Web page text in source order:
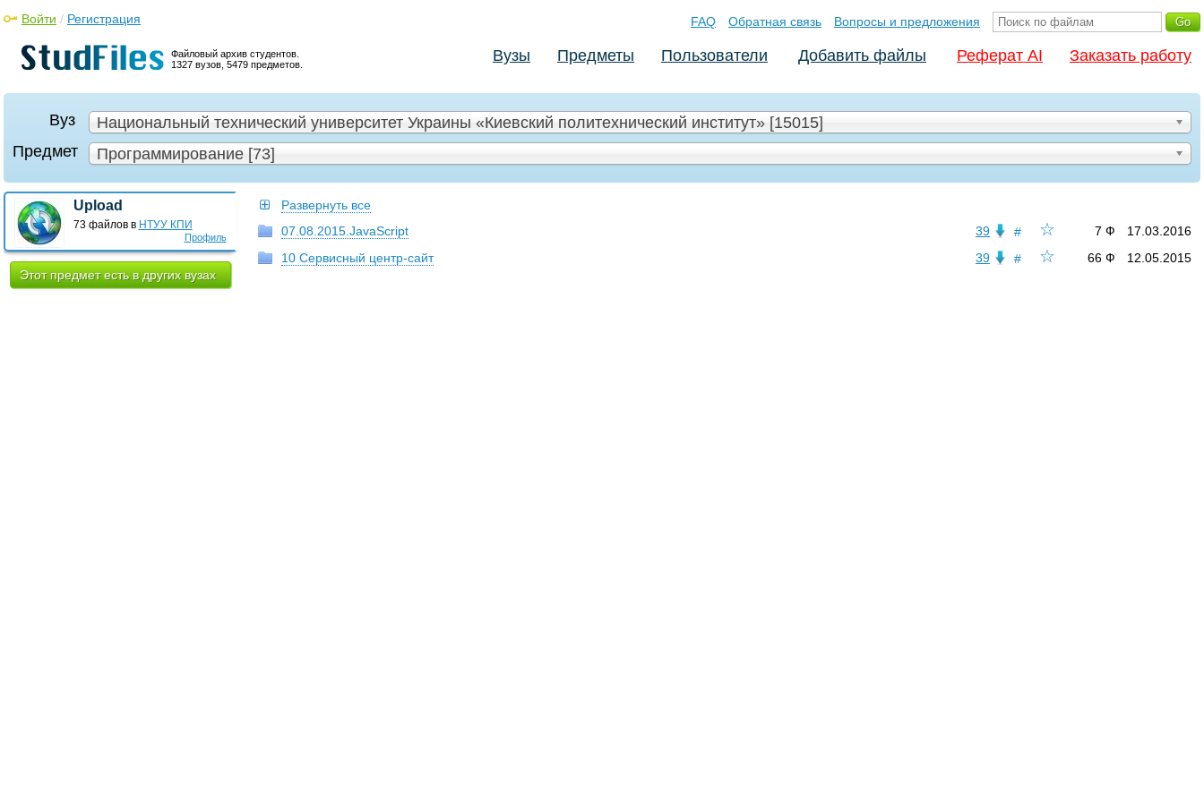
Файловый архив студентов.
1327 вузов, 5479 предметов.
Войти / Регистрация FAQ Обратная связь Вопросы и предложения
Вузы Предметы Пользователи Добавить файлы Реферат AI Заказать работу
Вуз
Национальный технический университет Украины «Киевский политехнический институт» [15015]
Предмет
Программирование [73]
Профиль
Upload
73 файлов в НТУУ КПИ
Этот предмет есть в других вузах
Развернуть все
☆
# 17.03.2016
7 Ф
39
07.08.2015.JavaScript
☆
# 12.05.2015
66 Ф
39
10 Сервисный центр-сайт